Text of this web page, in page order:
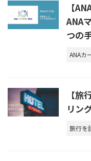
【
ANA
つの
ANAカ
【
リン
旅行を